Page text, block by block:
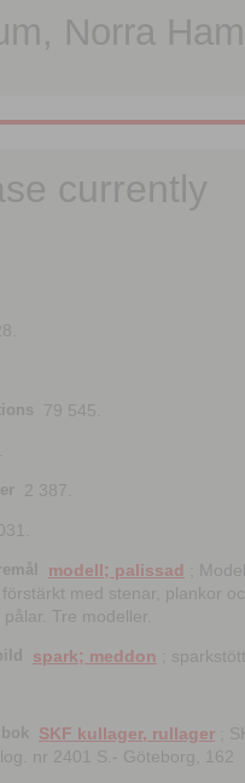
Norra
currently
79 545.
2 387.
modell; palissad
;
med stenar, plankor
Tre modeller.
spark; meddon ;
SKF kullager, rullager ;
nr 2401 S.- Göteborg, 162